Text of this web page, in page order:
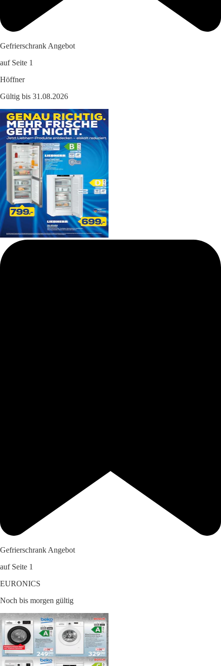
Gefrierschrank Angebot
auf Seite 1
Höffner
Gültig bis 31.08.2026
Gefrierschrank Angebot
auf Seite 1
EURONICS
Noch bis morgen gültig